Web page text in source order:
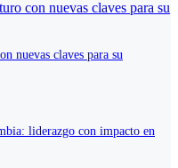
nuevas claves para su
liderazgo con impacto en